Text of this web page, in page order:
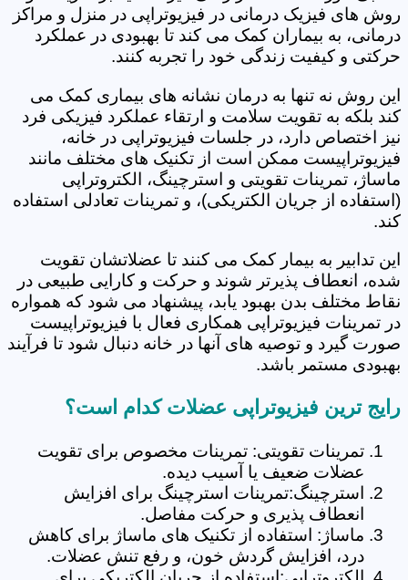
روش های فیزیک درمانی در فیزیوتراپی در منزل و مراکز
درمانی، به بیماران کمک می کند تا بهبودی در عملکرد
حرکتی و کیفیت زندگی خود را تجربه کنند.
این روش نه تنها به درمان نشانه های بیماری کمک می
کند بلکه به تقویت سلامت و ارتقاء عملکرد فیزیکی فرد
نیز اختصاص دارد، در جلسات فیزیوتراپی در خانه،
فیزیوتراپیست ممکن است از تکنیک های مختلف مانند
ماساژ، تمرینات تقویتی و استرچینگ، الکتروتراپی
(استفاده از جریان الکتریکی)، و تمرینات تعادلی استفاده
کند.
این تدابیر به بیمار کمک می کنند تا عضلاتشان تقویت
شده، انعطاف پذیرتر شوند و حرکت و کارایی طبیعی در
نقاط مختلف بدن بهبود یابد، پیشنهاد می شود که همواره
در تمرینات فیزیوتراپی همکاری فعال با فیزیوتراپیست
صورت گیرد و توصیه های آنها در خانه دنبال شود تا فرآیند
بهبودی مستمر باشد.
رایج ترین فیزیوتراپی عضلات کدام است؟
تمرینات تقویتی: تمرینات مخصوص برای تقویت
عضلات ضعیف یا آسیب دیده.
استرچینگ:تمرینات استرچینگ برای افزایش
انعطاف پذیری و حرکت مفاصل.
ماساژ: استفاده از تکنیک های ماساژ برای کاهش
درد، افزایش گردش خون، و رفع تنش عضلات.